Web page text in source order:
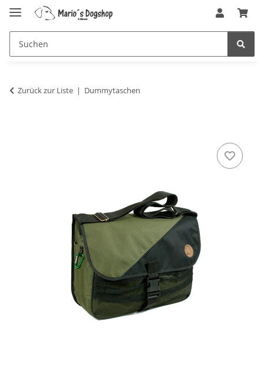
Zurück zur Liste Dummytaschen